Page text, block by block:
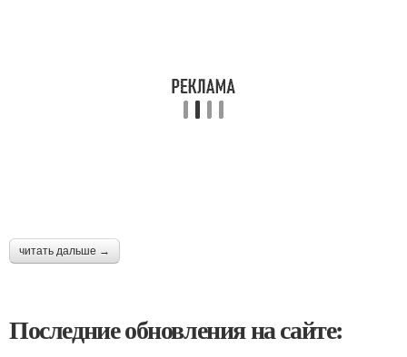
читать дальше →
Последние обновления на сайте: